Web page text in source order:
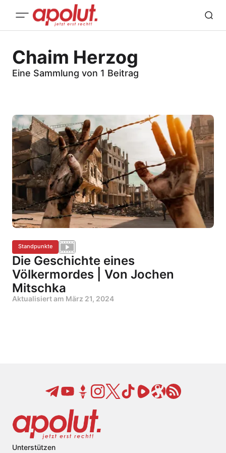
Chaim Herzog
Eine Sammlung von 1 Beitrag
Standpunkte
Die Geschichte eines
Völkermordes | Von Jochen
Mitschka
Aktualisiert am März 21, 2024
Unterstützen